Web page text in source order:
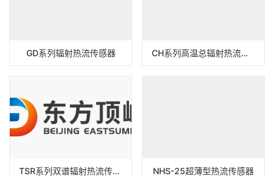
GD系列辐射热流传感器 CH系列高温总辐射热流传感器
TSR系列双谱辐射热流传感器 NHS-25超薄型热流传感器